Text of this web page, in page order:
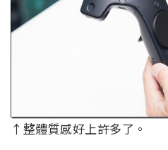
↑整體質感好上許多了。